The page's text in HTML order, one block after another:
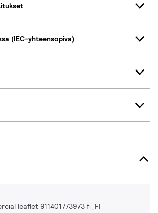
(IEC-yhteensopiva)
leaflet 911401773973 fi_FI